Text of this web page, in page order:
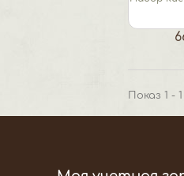
Показ 1 -